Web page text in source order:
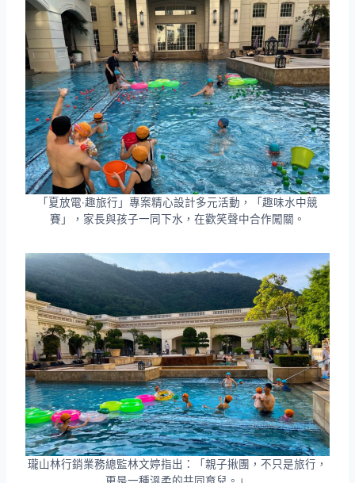
「夏放電‧趣旅行」專案精心設計多元活動，「趣味水中競
賽」，家長與孩子一同下水，在歡笑聲中合作闖關。
瓏山林行銷業務總監林文婷指出：「親子揪團，不只是旅行，